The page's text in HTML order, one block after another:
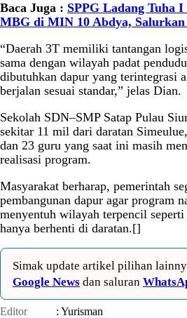
Baca Juga : SPPG Ladang Tuha
MBG di MIN 10 Abdya,
“Daerah 3T memiliki tantangan
sama dengan wilayah padat
dibutuhkan dapur yang terintegrasi
berjalan sesuai standar,” jelas Dian.
Sekolah SDN–SMP Satap Pulau
sekitar 11 mil dari daratan
dan 23 guru yang saat ini masih
realisasi program.
Masyarakat berharap, pemerintah
pembangunan dapur agar program
menyentuh wilayah terpencil
hanya berhenti di daratan.[]
Simak update artikel pilihan
Google News dan saluran
Editor : Yurisman